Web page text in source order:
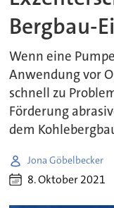
Bergbau-
Wenn eine
Anwendung vor
schnell zu
Förderung
dem
Jona Göbelbecker
8. Oktober 2021